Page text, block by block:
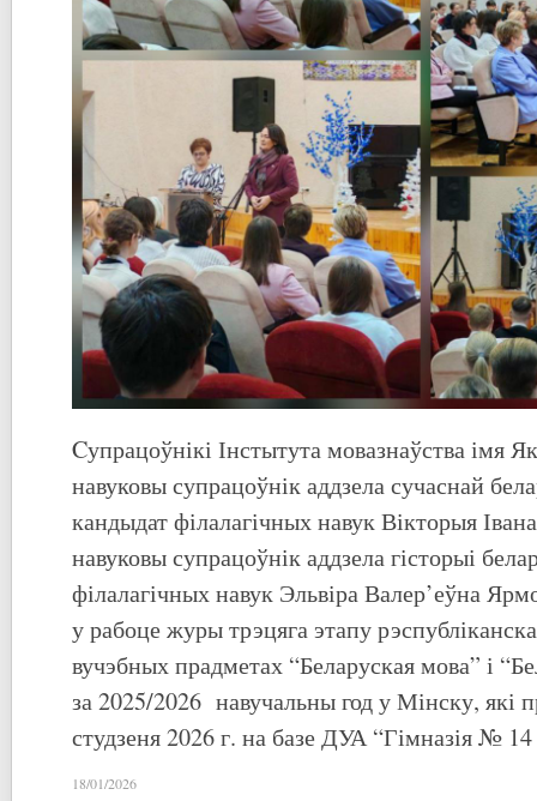
Cупрацоўнікі Інстытута мовазнаўства імя
навуковы супрацоўнік аддзела сучаснай
кандыдат філалагічных навук Вікторыя
навуковы супрацоўнік аддзела гісторыі
філалагічных навук Эльвіра Валер’еўна
у рабоце журы трэцяга этапу
вучэбных прадметах “Беларуская мова” і
за 2025/2026 навучальны год у Мінску, які
студзеня 2026 г. на базе ДУА “Гімназія №
18/01/2026